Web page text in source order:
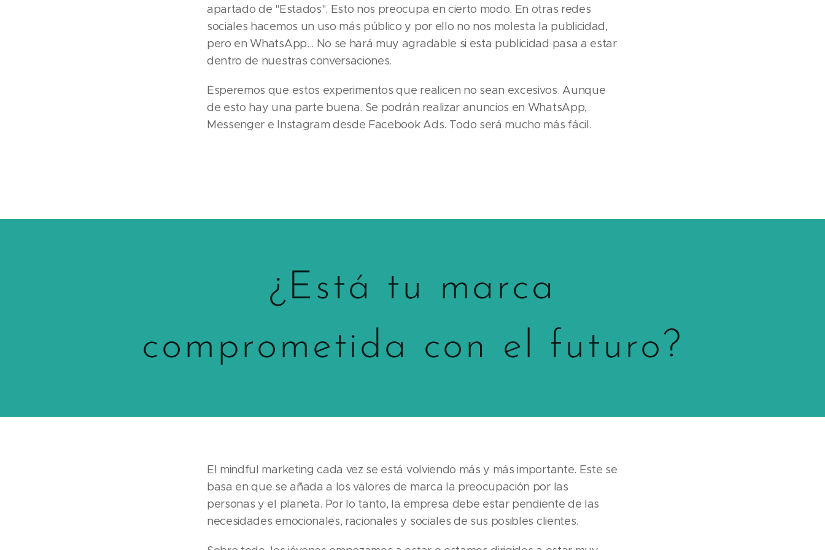
apartado de "Estados". Esto nos preocupa en cierto modo. En otras redes
sociales hacemos un uso más público y por ello no nos molesta la publicidad,
pero en WhatsApp... No se hará muy agradable si esta publicidad pasa a estar
dentro de nuestras conversaciones.
Esperemos que estos experimentos que realicen no sean excesivos. Aunque
de esto hay una parte buena. Se podrán realizar anuncios en WhatsApp,
Messenger e Instagram desde Facebook Ads. Todo será mucho más fácil.
¿Está tu marca
comprometida con el futuro?
El mindful marketing cada vez se está volviendo más y más importante. Este se
basa en que se añada a los valores de marca la preocupación por las
personas y el planeta. Por lo tanto, la empresa debe estar pendiente de las
necesidades emocionales, racionales y sociales de sus posibles clientes.